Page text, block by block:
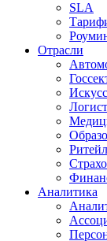
SLA
Отрасли
Ритейл
Аналитика